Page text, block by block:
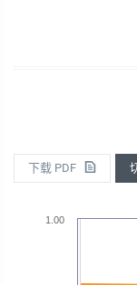
下载 PDF
1.00